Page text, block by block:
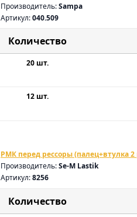
Производитель:Sampa
Артикул:040.509
20 шт.
12 шт.
РМК перед рессоры (палец+втулка
Производитель:Se-M Lastik
Артикул:8256